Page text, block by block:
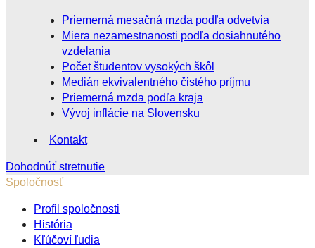
Priemerná mesačná mzda podľa odvetvia
Miera nezamestnanosti podľa dosiahnutého
vzdelania
Počet študentov vysokých škôl
Medián ekvivalentného čistého príjmu
Priemerná mzda podľa kraja
Vývoj inflácie na Slovensku
Kontakt
Dohodnúť stretnutie
Spoločnosť
Profil spoločnosti
História
Kľúčoví ľudia